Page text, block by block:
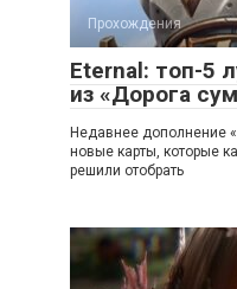
Прохождения
Eternal: топ-5
из «Дорога
Недавнее дополнение
новые карты, которые
решили отобрать